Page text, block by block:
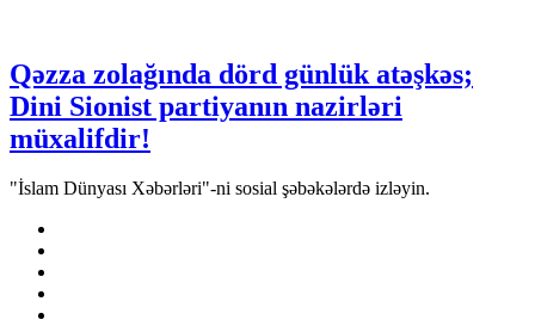
Qəzza zolağında dörd günlük atəşkəs;
Dini Sionist partiyanın nazirləri
müxalifdir!
"İslam Dünyası Xəbərləri"-ni sosial şəbəkələrdə izləyin.